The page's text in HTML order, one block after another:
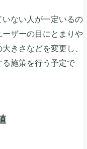
ない人が一定いるの
ザーの目にとまりや
きさなどを変更し、
施策を行う予定で